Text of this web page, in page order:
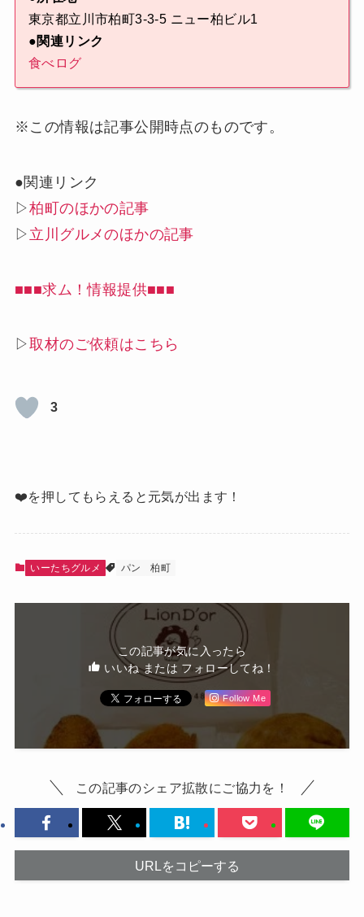
東京都立川市柏町3-3-5 ニュー柏ビル1
●関連リンク
食べログ
※この情報は記事公開時点のものです。
●関連リンク
▷柏町のほかの記事
▷ 立川グルメのほかの記事
■■■求ム！情報提供■■■
▷取材のご依頼はこちら
3
❤️を押してもらえると元気が出ます！
いーたちグルメ パン 柏町
この記事が気に入ったら
いいね または フォローしてね！
Follow Me
この記事のシェア拡散にご協力を！
URLをコピーする